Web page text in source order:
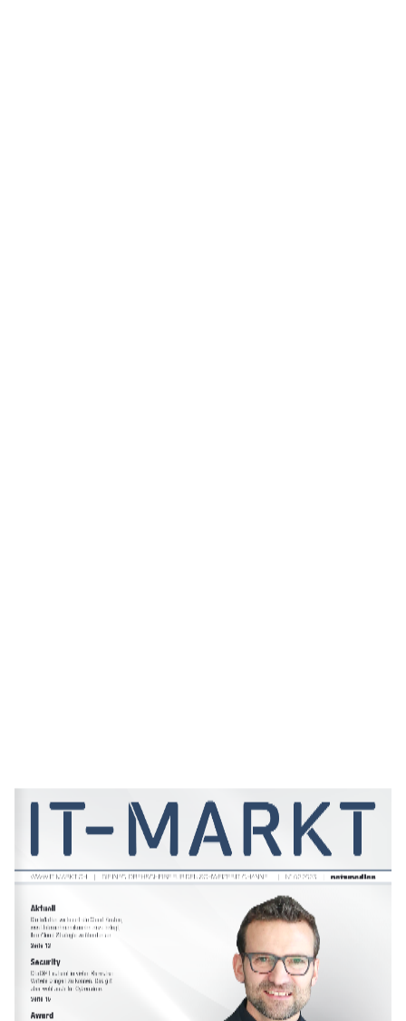
WWW.IT-MARKT.CH DIE INFO-DREHSCHEIBE FÜR DEN SCHWEIZER IT-CHANNEL N° 02 2023
Aktuell
Die Inflation verteuert die Cloud-Kosten,
was Unternehmenskunden dazu bringt,
ihre Cloud-Strategie zu überdenken.
Seite 13
Security
ChatGPT scheint in vielen  Bereichen
Vorteile bringen zu können. Das gilt
aber wohl auch für Cybercrime.
Seite 16
Award